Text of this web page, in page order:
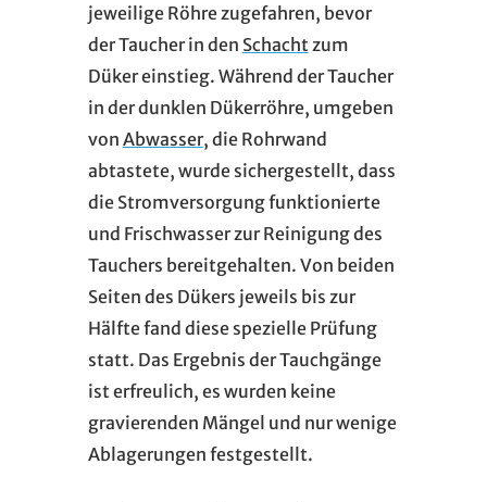
jeweilige Röhre zugefahren, bevor
der Taucher in den Schacht zum
Düker einstieg. Während der Taucher
in der dunklen Dükerröhre, umgeben
von Abwasser, die Rohrwand
abtastete, wurde sichergestellt, dass
die Stromversorgung funktionierte
und Frischwasser zur Reinigung des
Tauchers bereitgehalten. Von beiden
Seiten des Dükers jeweils bis zur
Hälfte fand diese spezielle Prüfung
statt. Das Ergebnis der Tauchgänge
ist erfreulich, es wurden keine
gravierenden Mängel und nur wenige
Ablagerungen festgestellt.